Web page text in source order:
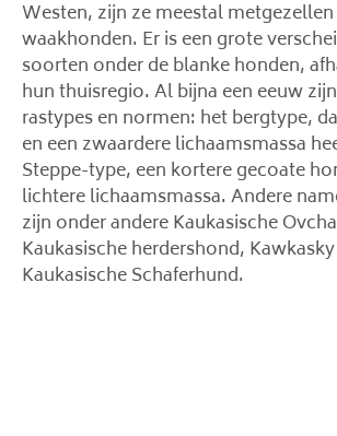
Westen, zijn ze meestal metgezellen
waakhonden. Er is een grote
soorten onder de blanke honden,
hun thuisregio. Al bijna een eeuw
rastypes en normen: het bergtype,
en een zwaardere lichaamsmassa
Steppe-type, een kortere gecoate
lichtere lichaamsmassa. Andere
zijn onder andere Kaukasische
Kaukasische herdershond,
Kaukasische Schaferhund.